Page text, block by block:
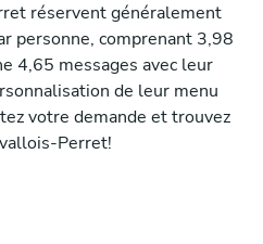
réservent généralement
personne, comprenant 3,98
4,65 messages avec leur
de leur menu
votre demande et trouvez
Perret!